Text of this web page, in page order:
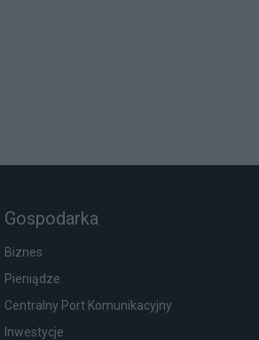
Gospodarka
Biznes
Pieniądze
Centralny Port Komunikacyjny
Inwestycje